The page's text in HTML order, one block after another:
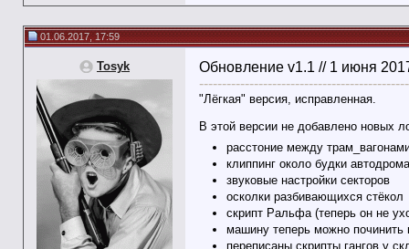
01.06.2017, 17:59
Tosyk
Обновление v1.1 // 1 июня
"Лёгкая" версия, исправленная.
В этой версии не добавлено новых
расстоние между
клиппинг около будки автодрома
звуковые настройки секторов
осколки разбивающихся стёкол
скрипт Ральфа (теперь он не
машину теперь можно
переписаны скрипты гангов у